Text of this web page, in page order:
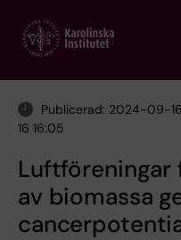
main
Publicerad: 2024-09-
16 16:05
Luftföreningar
av biomassa